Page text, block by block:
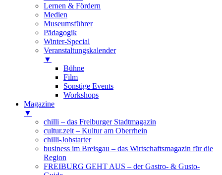
Lernen & Fördern
Medien
Museumsführer
Pädagogik
Winter-Special
Veranstaltungskalender
▼
Bühne
Film
Sonstige Events
Workshops
Magazine
▼
chilli – das Freiburger Stadtmagazin
cultur.zeit – Kultur am Oberrhein
chilli-Jobstarter
business im Breisgau – das Wirtschaftsmagazin für die
Region
FREIBURG GEHT AUS – der Gastro- & Gusto-